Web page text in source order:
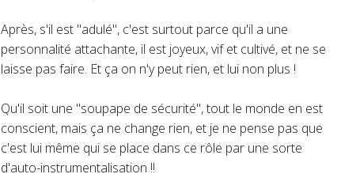
Après, s'il est "adulé", c'est surtout parce qu'il a une
personnalité attachante, il est joyeux, vif et cultivé, et ne se
laisse pas faire. Et ça on n'y peut rien, et lui non plus !
Qu'il soit une "soupape de sécurité", tout le monde en est
conscient, mais ça ne change rien, et je ne pense pas que
c'est lui même qui se place dans ce rôle par une sorte
d'auto-instrumentalisation !!